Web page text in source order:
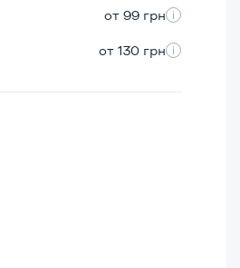
от 99 грн
от 130 грн